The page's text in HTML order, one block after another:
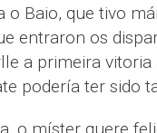
o Baio, que tivo
entraron os
a primeira
podería ter sido
o míster quere